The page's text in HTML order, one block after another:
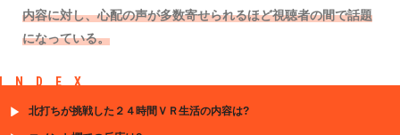
内容に対し、心配の声が多数寄せられるほど視聴者の間で話題
になっている。
INDEX
北打ちが挑戦した２４時間ＶＲ生活の内容は?